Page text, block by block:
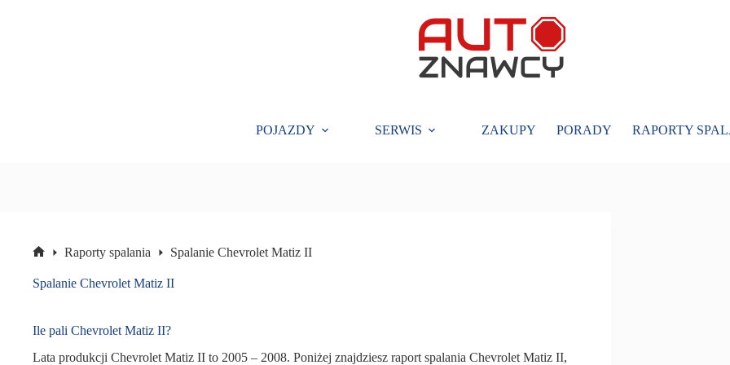
POJAZDY SERWIS ZAKUPY PORADY RAPORTY
główna
Raporty spalania Spalanie Chevrolet Matiz II
Spalanie Chevrolet Matiz II
Ile pali Chevrolet Matiz II?
Lata produkcji Chevrolet Matiz II to 2005 – 2008. Poniżej znajdziesz raport spalania Chevrolet Matiz II,